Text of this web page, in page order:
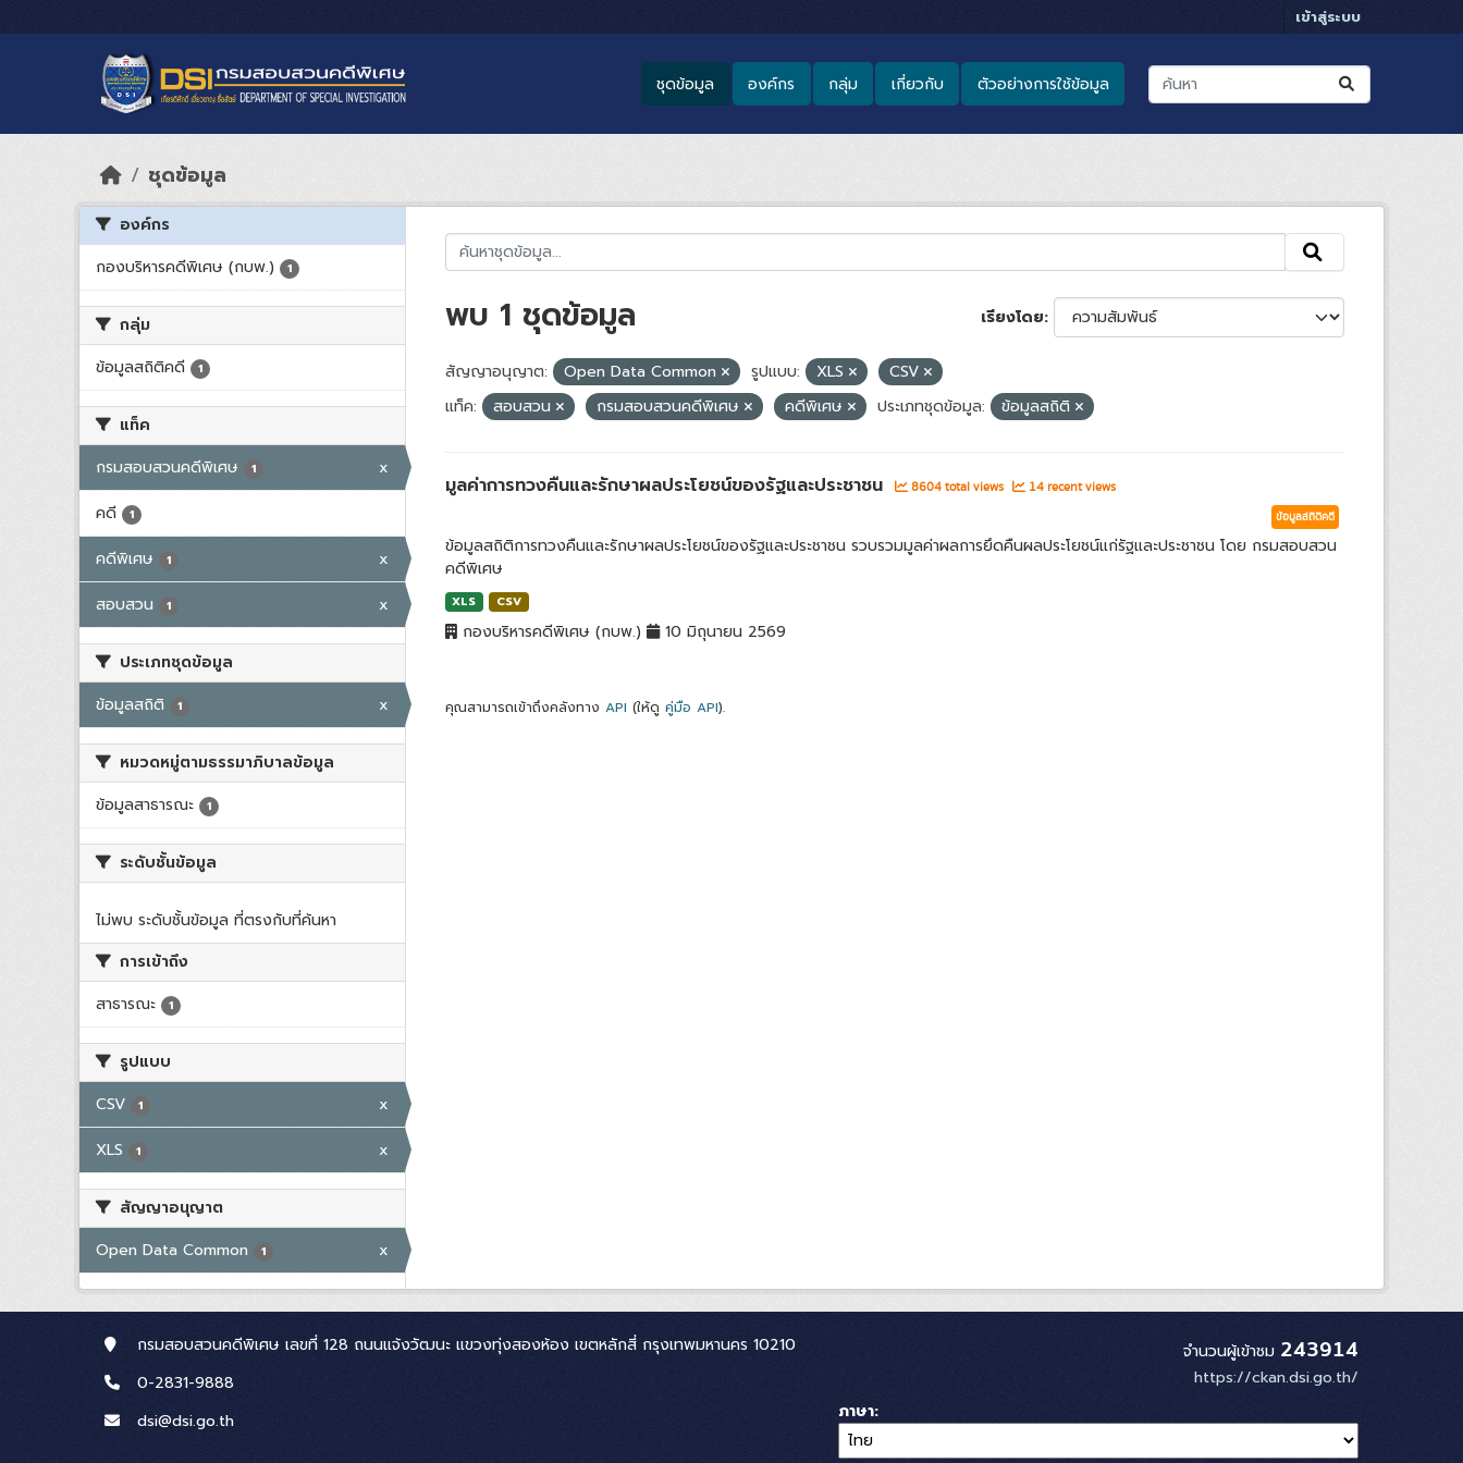
เข้าสู่ระบบ
ชุดข้อมูล องค์กร กลุ่ม เกี่ยวกับ ตัวอย่างการใช้ข้อมูล
ชุดข้อมูล
องค์กร
กองบริหารคดีพิเศษ (กบพ.)
1
กลุ่ม
ข้อมูลสถิติคดี
1
แท็ค
กรมสอบสวนคดีพิเศษ
1
x
คดี
1
คดีพิเศษ 1
x
สอบสวน
1 x
ประเภทชุดข้อมูล
ข้อมูลสถิติ
1 x
หมวดหมู่ตามธรรมาภิบาลข้อมูล
ข้อมูลสาธารณะ
1
ระดับชั้นข้อมูล
ไม่พบ ระดับชั้นข้อมูล ที่ตรงกับที่ค้นหา
การเข้าถึง
สาธารณะ
1
รูปแบบ
CSV
1
x
XLS
1 x
สัญญาอนุญาต
Open Data Common
1 x
เรียงโดย
พบ 1 ชุดข้อมูล
สัญญาอนุญาต: Open Data Common รูปแบบ: XLS
CSV
แท็ค:
สอบสวน กรมสอบสวนคดีพิเศษ คดีพิเศษ ประเภทชุดข้อมูล: ข้อมูลสถิติ
มูลค่าการทวงคืนและรักษาผลประโยชน์ของรัฐและประชาชน 8604 total views 14 recent views
ข้อมูลสถิติคดี
ข้อมูลสถิติการทวงคืนและรักษาผลประโยชน์ของรัฐและประชาชน รวบรวมมูลค่าผลการยึดคืนผลประโยชน์แก่รัฐและประชาชน โดย กรมสอบสวน
คดีพิเศษ
XLS CSV
กองบริหารคดีพิเศษ (กบพ.) 10 มิถุนายน 2569
คุณสามารถเข้าถึงคลังทาง API (ให้ดู คู่มือ API).
กรมสอบสวนคดีพิเศษ เลขที่ 128 ถนนแจ้งวัฒนะ แขวงทุ่งสองห้อง เขตหลักสี่ กรุงเทพมหานคร 10210
0-2831-9888
dsi@dsi.go.th
จำนวนผู้เข้าชม 243914
https://ckan.dsi.go.th/
ภาษา